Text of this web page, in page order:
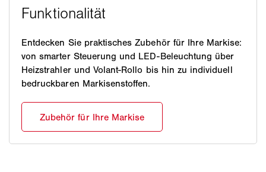
Entdecken Sie praktisches Zubehör für Ihre Markise:
von smarter Steuerung und LED-Beleuchtung über
Heizstrahler und Volant-Rollo bis hin zu individuell
bedruckbaren Markisenstoffen.